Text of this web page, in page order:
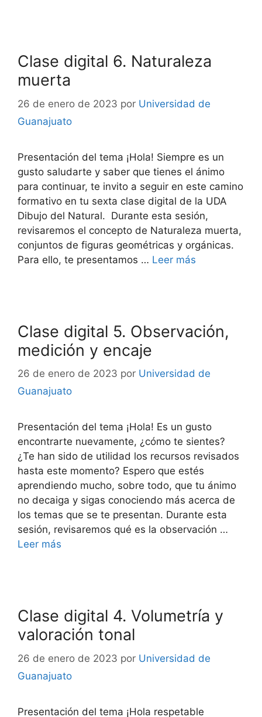
Clase digital 6. Naturaleza
muerta
26 de enero de 2023 por Universidad de
Guanajuato
Presentación del tema ¡Hola! Siempre es un
gusto saludarte y saber que tienes el ánimo
para continuar, te invito a seguir en este camino
formativo en tu sexta clase digital de la UDA
Dibujo del Natural. Durante esta sesión,
revisaremos el concepto de Naturaleza muerta,
conjuntos de figuras geométricas y orgánicas.
Para ello, te presentamos … Leer más
Clase digital 5. Observación,
medición y encaje
26 de enero de 2023 por Universidad de
Guanajuato
Presentación del tema ¡Hola! Es un gusto
encontrarte nuevamente, ¿cómo te sientes?
¿Te han sido de utilidad los recursos revisados
hasta este momento? Espero que estés
aprendiendo mucho, sobre todo, que tu ánimo
no decaiga y sigas conociendo más acerca de
los temas que se te presentan. Durante esta
sesión, revisaremos qué es la observación …
Leer más
Clase digital 4. Volumetría y
valoración tonal
26 de enero de 2023 por Universidad de
Guanajuato
Presentación del tema ¡Hola respetable